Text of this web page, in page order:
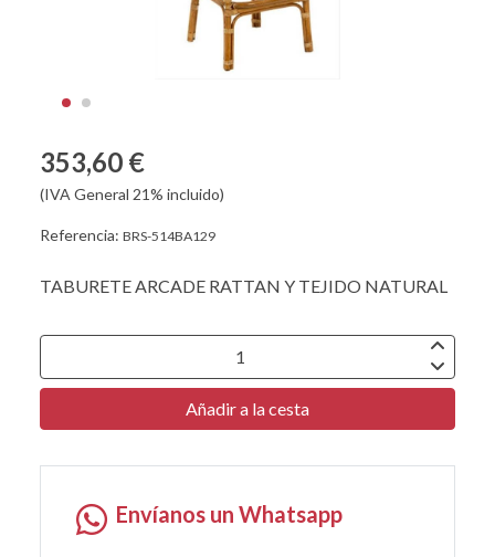
353,60 €
(IVA General 21% incluido)
Referencia: BRS-514BA129
TABURETE ARCADE RATTAN Y TEJIDO NATURAL
Añadir a la cesta
Envíanos un Whatsapp